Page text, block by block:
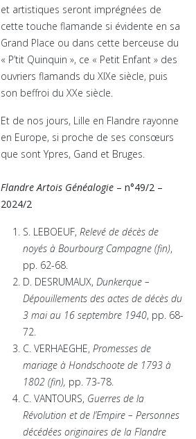
et artistiques seront imprégnées de
cette touche flamande si évidente en sa
Grand Place ou dans cette berceuse du
« P’tit Quinquin », ce « Petit Enfant » des
ouvriers flamands du XIXe siècle, puis
son beffroi du XXe siècle.
Et de nos jours, Lille en Flandre rayonne
en Europe, si proche de ses consœurs
que sont Ypres, Gand et Bruges.
Flandre Artois Généalogie – n°49/2 –
2024/2
S. LEBOEUF, Relevé de décès de
noyés à Bourbourg Campagne (fin),
pp. 62-68.
D. DESRUMAUX, Dunkerque –
Dépouillements des actes de décès du
3 mai au 16 septembre 1940, pp. 68-
72.
C. VERHAEGHE, Promesses de
mariage à Hondschoote de 1793 à
1802 (fin), pp. 73-78.
C. VANTOURS, Guerres de la
Révolution et de l’Empire – Personnes
décédées originaires de la Flandre